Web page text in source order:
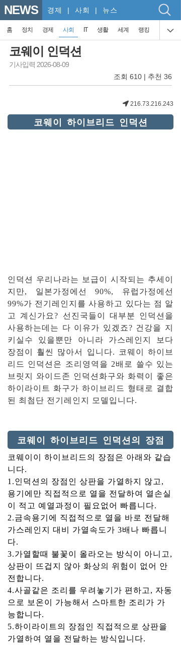
NEWS 경제 | 사회 | 뉴스
홈 정치 경제 사회 IT 생활 세계 랭킹
코웨이 인덕션
기사입력 2026-08-09
조회 610 | 추천 36
216.73.216.243
코웨이 하이브리드 인덕션
인덕션 우리나라는 보급이 시작되는 추세이
지만, 일본가정에선 90%, 유럽가정에선
99%가 전기레인지를 사용하고 있다는 점 알
고 계신가요? 선진국들이 대부분 인덕션을
사용하는데는 다 이유가 있겠죠? 건강을 지
키실수 있을뿐만 아니라 가스레인지 보다
장점이 훨씬 많아서 입니다. 코웨이 하이브
리드 인덕션은 조리영역을 2배로 쓸수 있는
브릿지 와이드존 인덕션화구와 화력이 좋은
하이라이트 화구가 하이브리드 형태로 결합
된 최첨단 전기레인지 모델입니다.
코웨이 하이브리드 인덕션의 장점
코웨이이 하이브리드의 장점은 아래와 같습
니다.
1.인덕션의 장점인 상판을 가열하지 않고,
용기에만 직접적으로 열을 전달하여 열손실
이 적고 예열과정이 필요없어 빠릅니다.
2.금속용기에 직접적으로 열을 바로 전달해
가스레인지 대비 가열속도가 3배나 빠릅니
다.
3.가열할때 불꽃이 올라오는 방식이 아니고,
상판이 뜨겁지 않아 화상의 위험이 없어 안
전합니다.
4.사골같은 조리를 우려놓기가 편하고, 자동
으로 보온이 가능해서 스마트한 조리가 가
능합니다.
5.하이라이트의 장점인 직접적으로 상판을
가열하여 열을 전달하는 방식입니다.